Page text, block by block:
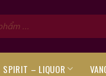
SPIRIT – LIQUOR